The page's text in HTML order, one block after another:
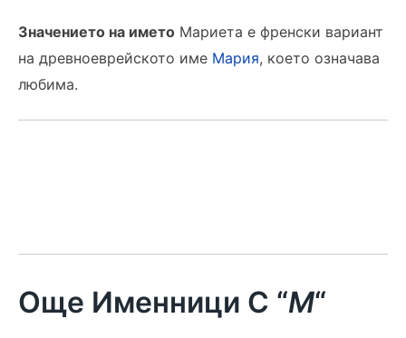
Значението на името Мариета е френски вариант
на древноеврейското име Мария, което означава
любима.
Още Именници С “М“